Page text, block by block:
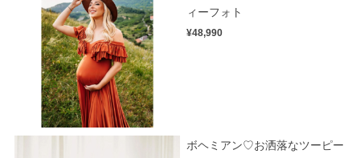
ィーフォト
¥48,990
ボヘミアン♡お洒落なツーピー